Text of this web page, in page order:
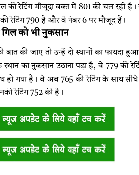
रेटिंग मौजूदा वक्त में 801 की चल रही है।
रेटिंग 790 है और वे नंबर 6 पर मौजूद हैं।
को भी नुकसान
बात की जाए तो उन्हें दो स्थानों का
का नुकसान उठाना पड़ा है, वे 779 की
हो गया है। वे अब 765 की रेटिंग के साथ
रेटिंग 752 की है।